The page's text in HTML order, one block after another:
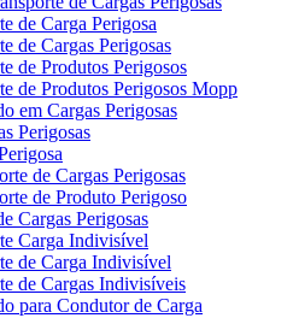
de Carga Perigosa
de Cargas Perigosas
de Produtos Perigosos
de Produtos Perigosos Mopp
em Cargas Perigosas
Perigosas
de Cargas Perigosas
de Produto Perigoso
Cargas Perigosas
Carga Indivisível
de Carga Indivisível
de Cargas Indivisíveis
para Condutor de Carga